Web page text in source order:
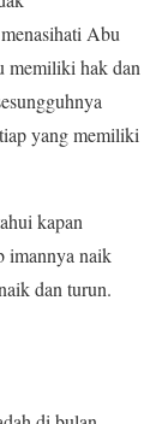
Abu
memiliki hak dan
yang memiliki
kapan
imannya naik
dan turun.